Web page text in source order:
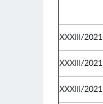
XXXIII/2021
XXXIII/2021
XXXIII/2021